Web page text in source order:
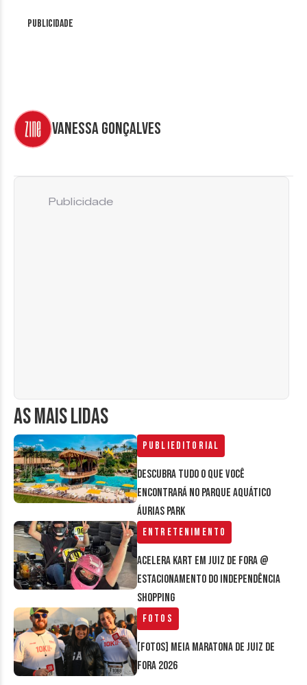
Publicidade
Vanessa Gonçalves
AS MAIS LIDAS
Publieditorial
Descubra tudo o que você
encontrará no parque aquático
Áurias Park
Entretenimento
Acelera Kart em Juiz de Fora @
estacionamento do Independência
Shopping
Fotos
[FOTOS] Meia Maratona de Juiz de
Fora 2026
Publicidade